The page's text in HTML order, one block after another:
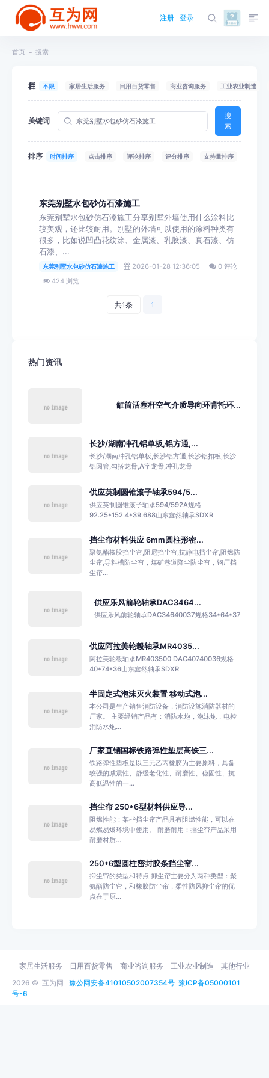
注册 登录
首页 搜索
栏目 不限 家居生活服务 日用百货零售 商业咨询服务 工业农业制造
关键词
搜
索
排序 时间排序 点击排序 评论排序 评分排序 支持量排序
东莞别墅水包砂仿石漆施工
东莞别墅水包砂仿石漆施工分享别墅外墙使用什么涂料比
较美观‌‌，还比较耐用。别墅的外墙可以使用的涂料种类有
很多，比如说凹凸花纹涂、金属漆、乳胶漆、真石漆、仿
石漆、...
东莞别墅水包砂仿石漆施工 2026-01-28 12:36:05
0 评论
424 浏览
共1条 1
热门资讯
缸筒活塞杆空气介质导向环背托环...
长沙/湖南冲孔铝单板,铝方通,...
长沙/湖南冲孔铝单板,长沙铝方通,长沙铝扣板,长沙
铝圆管,勾搭龙骨,A字龙骨,冲孔龙骨
供应英制圆锥滚子轴承594/5...
供应英制圆锥滚子轴承594/592A规格
92.25*152.4*39.688山东鑫然轴承SDXR
挡尘帘材料供应 6mm圆柱形密...
聚氨酯橡胶挡尘帘,阻尼挡尘帘,抗静电挡尘帘,阻燃防
尘帘,导料槽防尘帘，煤矿巷道降尘防尘帘，钢厂挡
尘帘...
供应乐风前轮轴承DAC3464...
供应乐风前轮轴承DAC34640037规格34*64*37
供应阿拉美轮毂轴承MR4035...
阿拉美轮毂轴承MR403500 DAC40740036规格
40*74*36山东鑫然轴承SDXR
半固定式泡沫灭火装置 移动式泡...
本公司是生产销售消防设备，消防设施消防器材的
厂家。 主要经销产品有：消防水炮，泡沫炮，电控
消防水炮...
厂家直销国标铁路弹性垫层高铁三...
铁路弹性垫板是以三元乙丙橡胶为主要原料，具备
较强的减震性、舒缓老化性、耐磨性、稳固性、抗
高低温性的一...
挡尘帘 250*6型材料供应导...
阻燃性能：某些挡尘帘产品具有阻燃性能，可以在
易燃易爆环境中使用。 耐磨耐用：挡尘帘产品采用
耐磨材质...
250*6型圆柱密封胶条挡尘帘...
抑尘帘的类型和特点 抑尘帘主要分为两种类型：聚
氨酯防尘帘，和橡胶防尘帘，柔性防风抑尘帘的优
点在于原...
2026 © 互为网 豫公网安备41010502007354号 豫ICP备05000101
号-6
家居生活服务 日用百货零售 商业咨询服务 工业农业制造 其他行业